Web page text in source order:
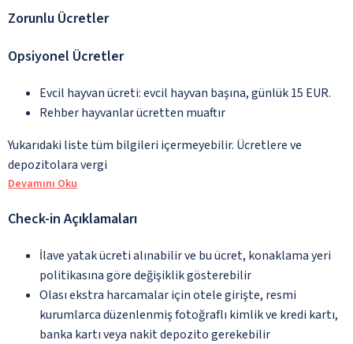
Zorunlu Ücretler
Opsiyonel Ücretler
Evcil hayvan ücreti: evcil hayvan başına, günlük 15 EUR.
Rehber hayvanlar ücretten muaftır
Yukarıdaki liste tüm bilgileri içermeyebilir. Ücretlere ve
depozitolara vergi
Devamını Oku
Check-in Açıklamaları
İlave yatak ücreti alınabilir ve bu ücret, konaklama yeri
politikasına göre değişiklik gösterebilir
Olası ekstra harcamalar için otele girişte, resmi
kurumlarca düzenlenmiş fotoğraflı kimlik ve kredi kartı,
banka kartı veya nakit depozito gerekebilir